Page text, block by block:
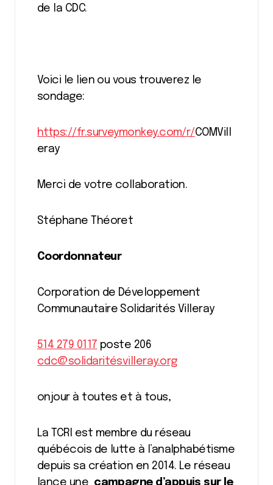
de la CDC.
Voici le lien ou vous trouverez le
sondage:
https://fr.surveymonkey.com/r/COMVill
eray
Merci de votre collaboration.
Stéphane Théoret
Coordonnateur
Corporation de Développement
Communautaire Solidarités Villeray
514 279 0117 poste 206
cdc@solidaritésvilleray.org
onjour à toutes et à tous,
La TCRI est membre du réseau
québécois de lutte à l’analphabétisme
depuis sa création en 2014. Le réseau
lance une campagne d’appuis sur le